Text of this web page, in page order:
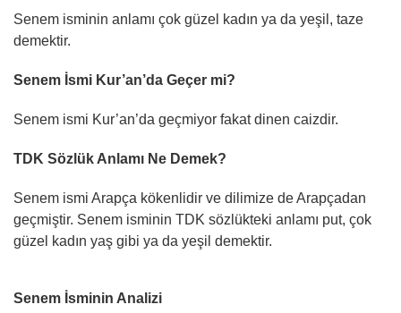
Senem isminin anlamı çok güzel kadın ya da yeşil, taze
demektir.
Senem İsmi Kur’an’da Geçer mi?
Senem ismi Kur’an’da geçmiyor fakat dinen caizdir.
TDK Sözlük Anlamı Ne Demek?
Senem ismi Arapça kökenlidir ve dilimize de Arapçadan
geçmiştir. Senem isminin TDK sözlükteki anlamı put, çok
güzel kadın yaş gibi ya da yeşil demektir.
Senem İsminin Analizi